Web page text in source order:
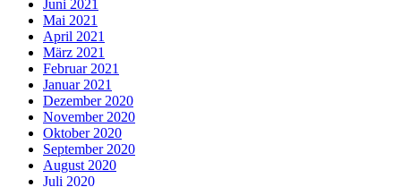
Juni 2021
Mai 2021
April 2021
März 2021
Februar 2021
Januar 2021
Dezember 2020
November 2020
Oktober 2020
September 2020
August 2020
Juli 2020